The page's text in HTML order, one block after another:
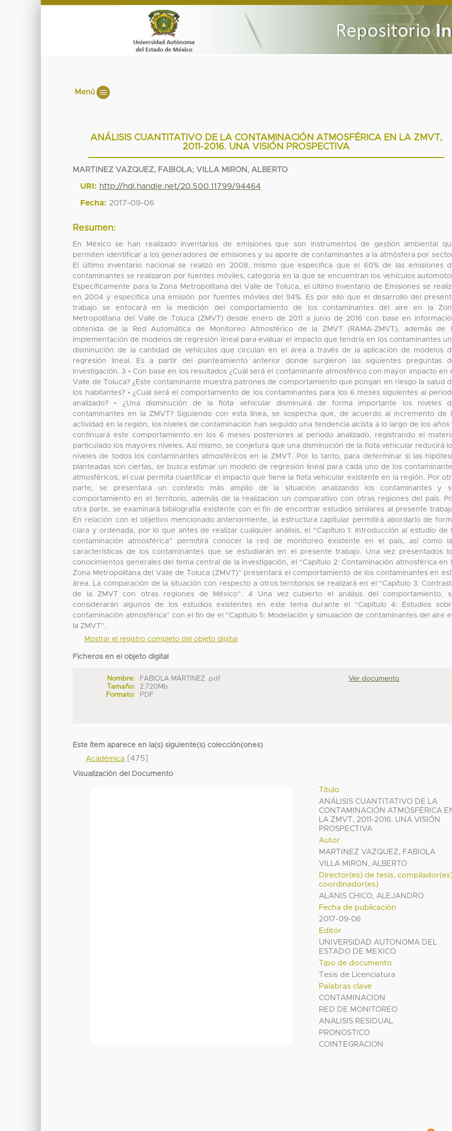
Menú
ANÁLISIS CUANTITATIVO DE LA CONTAMINACIÓN ATMOSFÉRICA EN LA ZMVT,
2011-2016. UNA VISIÓN PROSPECTIVA
MARTINEZ VAZQUEZ, FABIOLA; VILLA MIRON, ALBERTO
URI: http://hdl.handle.net/20.500.11799/94464
Fecha: 2017-09-06
Resumen:
En México se han realizado inventarios de emisiones que son instrumentos de gestión ambiental
permiten identificar a los generadores de emisiones y su aporte de contaminantes a la atmósfera por
El último inventario nacional se realizó en 2008, mismo que especifica que el 60% de las emisiones
contaminantes se realizaron por fuentes móviles, categoría en la que se encuentran los vehículos
Específicamente para la Zona Metropolitana del Valle de Toluca, el último Inventario de Emisiones se
en 2004 y especifica una emisión por fuentes móviles del 94%. Es por ello que el desarrollo del
trabajo se enfocará en la medición del comportamiento de los contaminantes del aire en la
Metropolitana del Valle de Toluca (ZMVT) desde enero de 2011 a junio de 2016 con base en
obtenida de la Red Automática de Monitoreo Atmosférico de la ZMVT (RAMA-ZMVT), además de
implementación de modelos de regresión lineal para evaluar el impacto que tendría en los contaminantes
disminución de la cantidad de vehículos que circulan en el área a través de la aplicación de modelos
regresión lineal. Es a partir del planteamiento anterior donde surgieron las siguientes preguntas
investigación. 3 • Con base en los resultados ¿Cuál será el contaminante atmosférico con mayor impacto en
Valle de Toluca? ¿Este contaminante muestra patrones de comportamiento que pongan en riesgo la salud
los habitantes? • ¿Cuál será el comportamiento de los contaminantes para los 6 meses siguientes al
analizado? • ¿Una disminución de la flota vehicular disminuirá de forma importante los niveles
contaminantes en la ZMVT? Siguiendo con esta línea, se sospecha que, de acuerdo al incremento de
actividad en la región, los niveles de contaminación han seguido una tendencia alcista a lo largo de los años
continuará este comportamiento en los 6 meses posteriores al periodo analizado, registrando el
particulado los mayores niveles. Así mismo, se conjetura que una disminución de la flota vehicular reducirá
niveles de todos los contaminantes atmosféricos en la ZMVT. Por lo tanto, para determinar si las
planteadas son ciertas, se busca estimar un modelo de regresión lineal para cada uno de los
atmosféricos, el cual permita cuantificar el impacto que tiene la flota vehicular existente en la región. Por
parte, se presentará un contexto más amplio de la situación analizando los contaminantes y
comportamiento en el territorio, además de la realización un comparativo con otras regiones del país.
otra parte, se examinará bibliografía existente con el fin de encontrar estudios similares al presente
En relación con el objetivo mencionado anteriormente, la estructura capitular permitirá abordarlo de
clara y ordenada, por lo que antes de realizar cualquier análisis, el “Capítulo 1: Introducción al estudio de
contaminación atmosférica” permitirá conocer la red de monitoreo existente en el país, así como
características de los contaminantes que se estudiarán en el presente trabajo. Una vez presentados
conocimientos generales del tema central de la investigación, el “Capítulo 2: Contaminación atmosférica en
Zona Metropolitana del Valle de Toluca (ZMVT)” presentará el comportamiento de los contaminantes en
área. La comparación de la situación con respecto a otros territorios se realizará en el “Capítulo 3:
de la ZMVT con otras regiones de México”. 4 Una vez cubierto el análisis del comportamiento,
considerarán algunos de los estudios existentes en este tema durante el “Capítulo 4: Estudios
contaminación atmosférica” con el fin de el “Capítulo 5: Modelación y simulación de contaminantes del aire
la ZMVT”.
Mostrar el registro completo del objeto digital
Ficheros en el objeto digital
Nombre:
FABIOLA MARTINEZ .pdf
Tamaño:
2.720Mb
Formato:
PDF
Ver documento
Este ítem aparece en la(s) siguiente(s) colección(ones)
Académica [475]
Visualización del Documento
Título
ANÁLISIS CUANTITATIVO DE LA
CONTAMINACIÓN ATMOSFÉRICA
LA ZMVT, 2011-2016. UNA VISIÓN
PROSPECTIVA
Autor
MARTINEZ VAZQUEZ, FABIOLA
VILLA MIRON, ALBERTO
Director(es) de tesis,
coordinador(es)
ALANIS CHICO, ALEJANDRO
Fecha de publicación
2017-09-06
Editor
UNIVERSIDAD AUTONOMA DEL
ESTADO DE MEXICO
Tipo de documento
Tesis de Licenciatura
Palabras clave
CONTAMINACION
RED DE MONITOREO
ANALISIS RESIDUAL
PRONOSTICO
COINTEGRACION